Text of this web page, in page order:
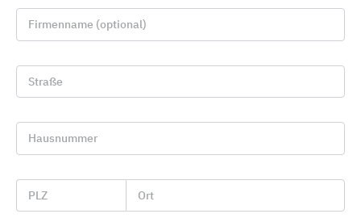
Gebäudesteuerung
PEAKnx
Firmenname (optional)
Straße
Hausnummer
PLZ Ort